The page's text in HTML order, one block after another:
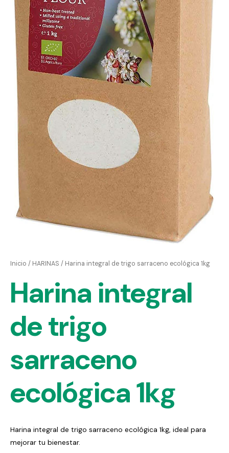
Inicio / HARINAS / Harina integral de trigo sarraceno ecológica 1kg
Harina integral
de trigo
sarraceno
ecológica 1kg
Harina integral de trigo sarraceno ecológica 1kg, ideal para
mejorar tu bienestar.